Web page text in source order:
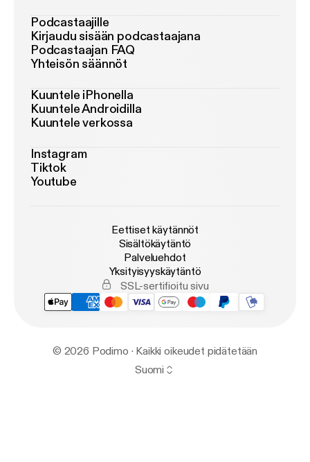
Podcastaajille
Kirjaudu sisään podcastaajana
Podcastaajan FAQ
Yhteisön säännöt
Kuuntele iPhonella
Kuuntele Androidilla
Kuuntele verkossa
Instagram
Tiktok
Youtube
Eettiset käytännöt
Sisältökäytäntö
Palveluehdot
Yksityisyyskäytäntö
SSL-sertifioitu sivu
© 2026 Podimo · Kaikki oikeudet pidätetään
Suomi